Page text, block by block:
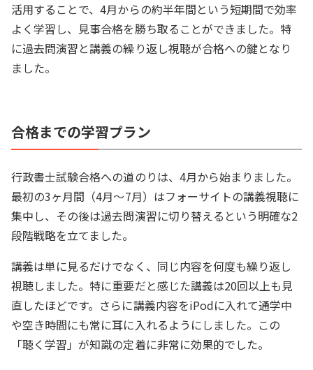
活用することで、4月からの約半年間という短期間で効率
よく学習し、見事合格を勝ち取ることができました。特
に過去問演習と講義の繰り返し視聴が合格への鍵となり
ました。
合格までの学習プラン
行政書士試験合格への道のりは、4月から始まりました。
最初の3ヶ月間（4月～7月）はフォーサイトの講義視聴に
集中し、その後は過去問演習に切り替えるという明確な2
段階戦略を立てました。
講義は単に見るだけでなく、同じ内容を何度も繰り返し
視聴しました。特に重要だと感じた講義は20回以上も見
直したほどです。さらに講義内容をiPodに入れて通学中
や空き時間にも常に耳に入れるようにしました。この
「聴く学習」が知識の定着に非常に効果的でした。